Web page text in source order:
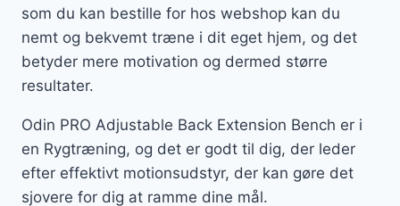
som du kan bestille for hos webshop kan du
nemt og bekvemt træne i dit eget hjem, og det
betyder mere motivation og dermed større
resultater.
Odin PRO Adjustable Back Extension Bench er i
en Rygtræning, og det er godt til dig, der leder
efter effektivt motionsudstyr, der kan gøre det
sjovere for dig at ramme dine mål.